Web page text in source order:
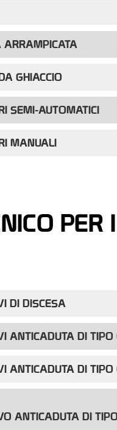
ARRAMPICATA
GHIACCIO
SEMI-AUTOMATICI
MANUALI
DI DISCESA
ANTICADUTA DI
ANTICADUTA DI
ANTICADUTA DI